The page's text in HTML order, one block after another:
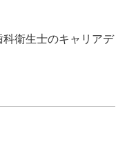
科衛生士のキャリアデ